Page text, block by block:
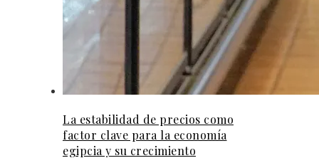
La estabilidad de precios como
factor clave para la economía
egipcia y su crecimiento